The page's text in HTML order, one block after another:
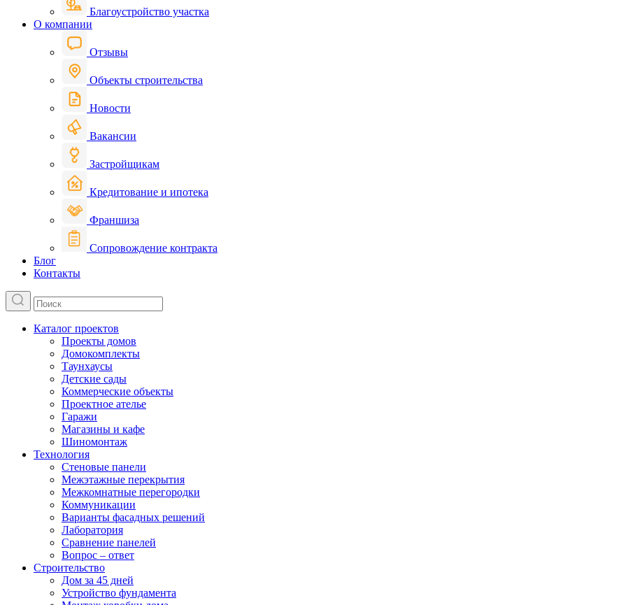
Благоустройство участка
О компании
Отзывы
Объекты строительства
Новости
Вакансии
Застройщикам
Кредитование и ипотека
Франшиза
Сопровождение контракта
Блог
Контакты
Каталог проектов
Проекты домов
Домокомплекты
Таунхаусы
Детские сады
Коммерческие объекты
Проектное ателье
Гаражи
Магазины и кафе
Шиномонтаж
Технология
Стеновые панели
Межэтажные перекрытия
Межкомнатные перегородки
Коммуникации
Варианты фасадных решений
Лаборатория
Сравнение панелей
Вопрос – ответ
Строительство
Дом за 45 дней
Устройство фундамента